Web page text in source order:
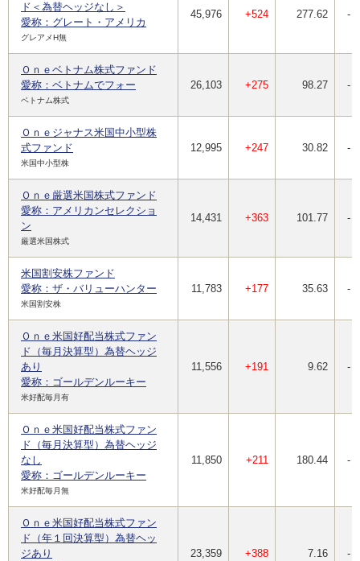
ド＜為替ヘッジなし＞
愛称：グレート・アメリカ
グレアメH無
45,976 +524 277.62 -
Ｏｎｅベトナム株式ファンド
愛称：ベトナムでフォー
ベトナム株式
26,103 +275 98.27 -
Ｏｎｅジャナス米国中小型株
式ファンド
米国中小型株
12,995 +247 30.82 -
Ｏｎｅ厳選米国株式ファンド
愛称：アメリカンセレクショ
ン
厳選米国株式
14,431 +363 101.77 -
米国割安株ファンド
愛称：ザ・バリューハンター
米国割安株
11,783 +177 35.63 -
Ｏｎｅ米国好配当株式ファン
ド（毎月決算型）為替ヘッジ
あり
愛称：ゴールデンルーキー
米好配毎月有
11,556 +191 9.62 -
Ｏｎｅ米国好配当株式ファン
ド（毎月決算型）為替ヘッジ
なし
愛称：ゴールデンルーキー
米好配毎月無
11,850 +211 180.44 -
Ｏｎｅ米国好配当株式ファン
ド（年１回決算型）為替ヘッ
ジあり
23,359 +388 7.16 -